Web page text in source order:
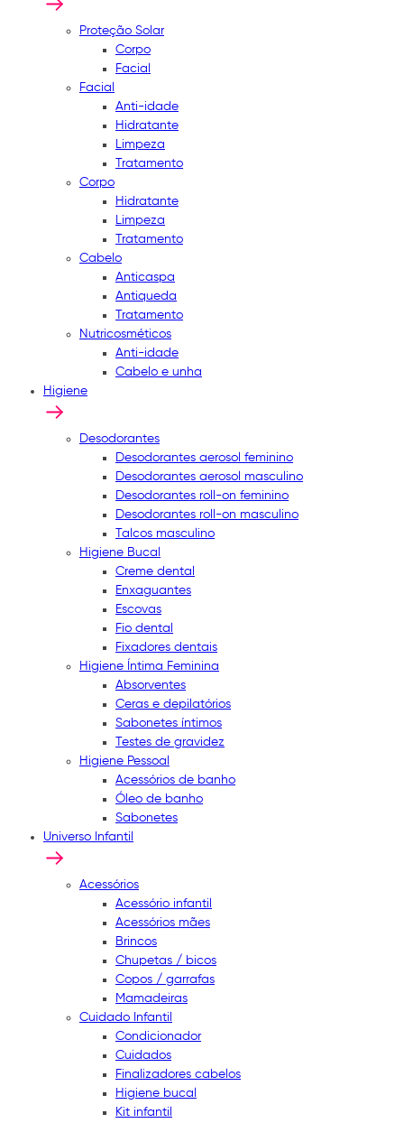
Proteção Solar
Corpo
Facial
Facial
Anti-idade
Hidratante
Limpeza
Tratamento
Corpo
Hidratante
Limpeza
Tratamento
Cabelo
Anticaspa
Antiqueda
Tratamento
Nutricosméticos
Anti-idade
Cabelo e unha
Higiene
Desodorantes
Desodorantes aerosol feminino
Desodorantes aerosol masculino
Desodorantes roll-on feminino
Desodorantes roll-on masculino
Talcos masculino
Higiene Bucal
Creme dental
Enxaguantes
Escovas
Fio dental
Fixadores dentais
Higiene Íntima Feminina
Absorventes
Ceras e depilatórios
Sabonetes íntimos
Testes de gravidez
Higiene Pessoal
Acessórios de banho
Óleo de banho
Sabonetes
Universo Infantil
Acessórios
Acessório infantil
Acessórios mães
Brincos
Chupetas / bicos
Copos / garrafas
Mamadeiras
Cuidado Infantil
Condicionador
Cuidados
Finalizadores cabelos
Higiene bucal
Kit infantil